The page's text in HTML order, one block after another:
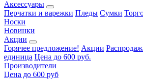
Аксессуары
Перчатки и варежки Пледы Сумки
Носки
Новинки
Акции
Горячее предложение! Акции
единица Цена до 600 руб.
Производители
Цена до 600 руб